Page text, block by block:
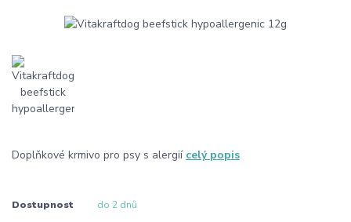
Doplňkové krmivo pro psy s alergií celý popis
Dostupnost do 2 dnů